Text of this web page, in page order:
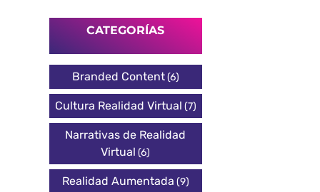
CATEGORÍAS
Branded Content(6)
Cultura Realidad Virtual (7)
Narrativas de Realidad
Virtual (6)
Realidad Aumentada (9)